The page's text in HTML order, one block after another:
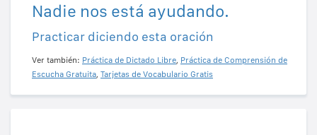
Nadie nos está ayudando.
Practicar diciendo esta oración
Ver también: Práctica de Dictado Libre, Práctica de Comprensión de
Escucha Gratuita, Tarjetas de Vocabulario Gratis